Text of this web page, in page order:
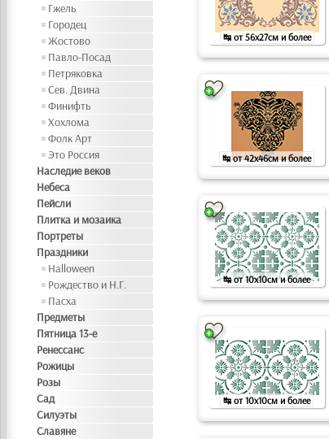
Гжель
Городец
Жостово
Павло-Посад
Петряковка
Сев. Двина
Финифть
Хохлома
Фолк Арт
Это Россия
Наследие веков
Небеса
Пейсли
Плитка и мозаика
Портреты
Праздники
Halloween
Рождество и Н.Г.
Пасха
Предметы
Пятница 13-е
Ренессанс
Рожицы
Розы
Сад
Силуэты
Славяне
↹ от 56x27см и более
↹ от 42x46см и более
↹ от 10x10см и более
↹ от 10x10см и более